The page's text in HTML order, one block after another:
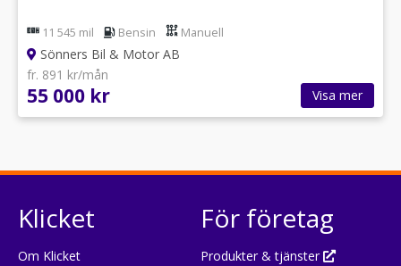
11 545 mil Bensin Manuell
Sönners Bil & Motor AB
fr. 891 kr/mån
55 000 kr Visa mer
Klicket
Om Klicket
För företag
Produkter & tjänster